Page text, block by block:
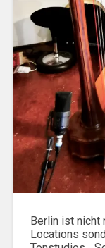
Berlin ist nicht
Locations